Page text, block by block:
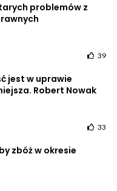
problemów z
39
jest w uprawie
Robert Nowak
33
zbóż w okresie